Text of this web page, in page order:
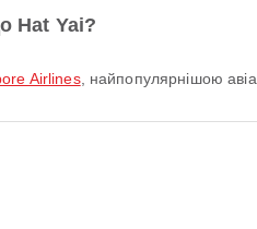
Hat Yai?
Airlines, найпопулярнішою